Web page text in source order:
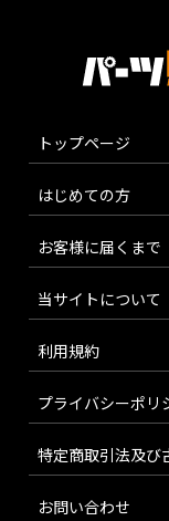
トップページ
はじめての方
お客様に届くまで
当サイトについて
利用規約
プライバシーポリ
特定商取引法及び
お問い合わせ